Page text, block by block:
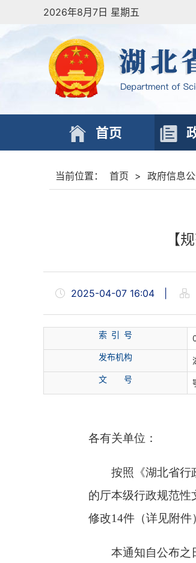
2026年8月7日 星期五
首页
当前位置： 首页 > 政府信息
【
2025-04-07 16:04
索 引 号
发布机构
文 号
各有关单位：
按照《湖北省行
的厅本级行政规范性
修改14件（详见附件
本通知自公布之